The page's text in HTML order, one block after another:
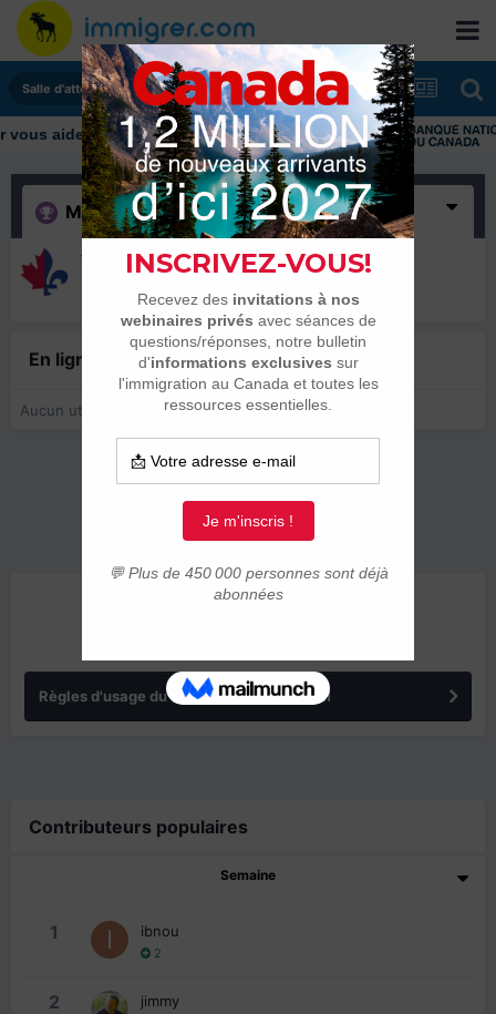
Salle d'attente - échanges de dates
aider tout au long de votre transition
Merci (1)
torepadufeu
23 décembre 2017
En ligne récemment0 membre est en ligne
Aucun utilisateur enregistré regarde cette page.
Règles d'usage du forum IMMIGRER.COM
Contributeurs populaires
Semaine
1 ibnou
2
2 jimmy